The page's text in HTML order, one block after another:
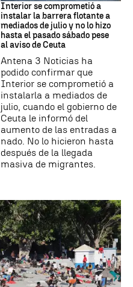
Interior se comprometió a
instalar la barrera flotante a
mediados de julio y no lo hizo
hasta el pasado sábado pese
al aviso de Ceuta
Antena 3 Noticias ha
podido confirmar que
Interior se comprometió a
instalarla a mediados de
julio, cuando el gobierno de
Ceuta le informó del
aumento de las entradas a
nado. No lo hicieron hasta
después de la llegada
masiva de migrantes.